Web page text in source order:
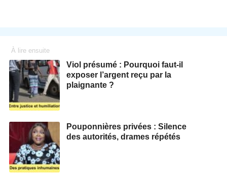
À lire ensuite
Viol présumé : Pourquoi faut-il
exposer l’argent reçu par la
plaignante ?
Pouponnières privées : Silence
des autorités, drames répétés